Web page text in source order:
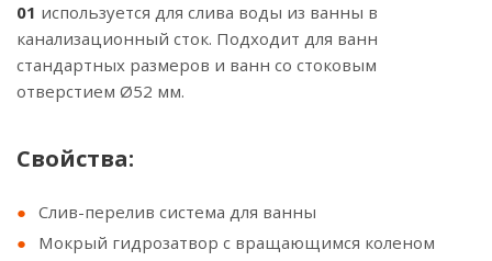
01 используется для слива воды из ванны в
канализационный сток. Подходит для ванн
стандартных размеров и ванн со стоковым
отверстием Ø52 мм.
Свойства:
Слив-перелив система для ванны
Мокрый гидрозатвор с вращающимся коленом